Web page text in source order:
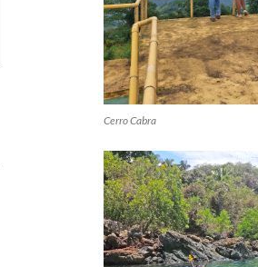
Cerro Cabra